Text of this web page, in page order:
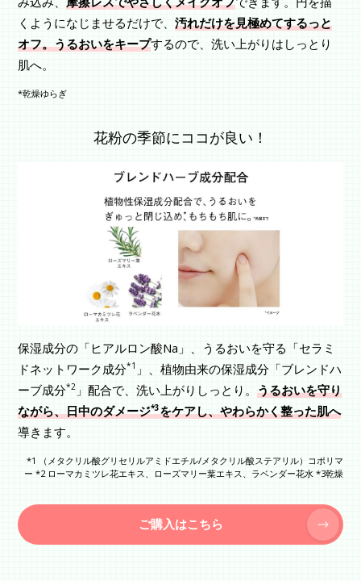
くようになじませるだけで、汚れだけを見極めてするっと
オフ。うるおいをキープするので、洗い上がりはしっとり
肌へ。
*乾燥ゆらぎ
花粉の季節にココが良い！
保湿成分の「ヒアルロン酸Na」、うるおいを守る「セラミ
ドネットワーク成分*1 」、植物由来の保湿成分「ブレンドハ
ーブ成分*2 」配合で、洗い上がりしっとり。うるおいを守り
ながら、日中のダメージ*3をケアし、やわらかく整った肌へ
導きます。
*1 （メタクリル酸グリセリルアミドエチル/メタクリル酸ステアリル）コポリマ
ー *2 ローマカミツレ花エキス、ローズマリー葉エキス、ラベンダー花水 *3乾燥
ご購入はこちら